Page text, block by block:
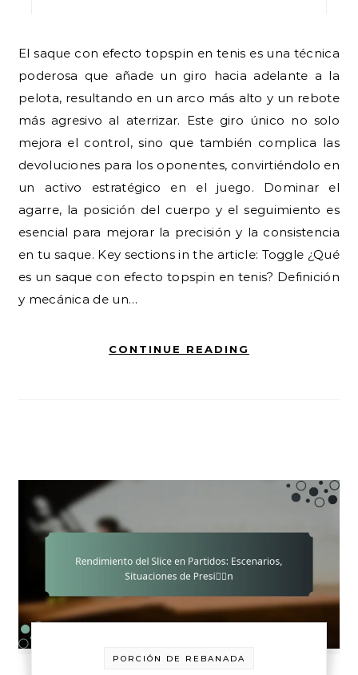
El saque con efecto topspin en tenis es una técnica
poderosa que añade un giro hacia adelante a la
pelota, resultando en un arco más alto y un rebote
más agresivo al aterrizar. Este giro único no solo
mejora el control, sino que también complica las
devoluciones para los oponentes, convirtiéndolo en
un activo estratégico en el juego. Dominar el
agarre, la posición del cuerpo y el seguimiento es
esencial para mejorar la precisión y la consistencia
en tu saque. Key sections in the article: Toggle ¿Qué
es un saque con efecto topspin en tenis? Definición
y mecánica de un…
CONTINUE READING
PORCIÓN DE REBANADA